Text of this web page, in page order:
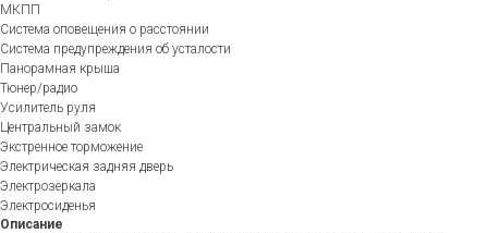
МКПП
Система оповещения о расстоянии
Система предупреждения об усталости
Панорамная крыша
Тюнер/радио
Усилитель руля
Центральный замок
Экстренное торможение
Электрическая задняя дверь
Электрозеркала
Электросиденья
Описание